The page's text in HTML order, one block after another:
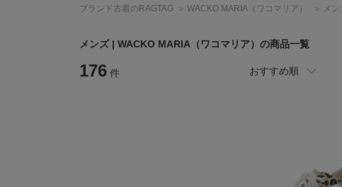
ブランド古着のRAGTAG WACKO MARIA （ワコマリア） メン
メンズ | WACKO MARIA （ワコマリア） の商品一覧
176 件 おすすめ順